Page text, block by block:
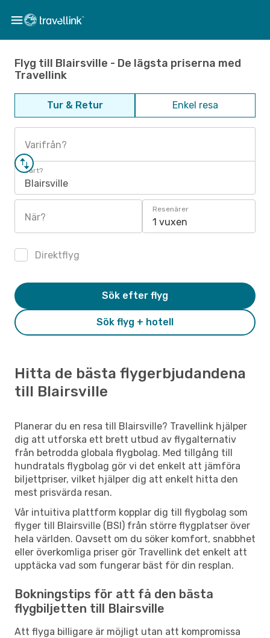
Flyg till Blairsville - De lägsta priserna med
Travellink
Tur & Retur Enkel resa
Varifrån?
Vart?
Blairsville
När?
Resenärer
1 vuxen
Direktflyg
Sök flyg + hotell
Sök efter flyg
Hitta de bästa flygerbjudandena
till Blairsville
Planerar du en resa till Blairsville? Travellink hjälper
dig att utforska ett brett utbud av flygalternativ
från betrodda globala flygbolag. Med tillgång till
hundratals flygbolag gör vi det enkelt att jämföra
biljettpriser, vilket hjälper dig att enkelt hitta den
mest prisvärda resan.
Vår intuitiva plattform kopplar dig till flygbolag som
flyger till Blairsville (BSI) från större flygplatser över
hela världen. Oavsett om du söker komfort, snabbhet
eller överkomliga priser gör Travellink det enkelt att
upptäcka vad som fungerar bäst för din resplan.
Bokningstips för att få den bästa
flygbiljetten till Blairsville
Att flyga billigare är möjligt utan att kompromissa